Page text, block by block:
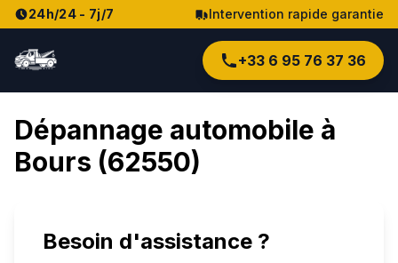
24h/24 - 7j/7 Intervention rapide garantie
+33 6 95 76 37 36
Dépannage automobile à
Bours (62550)
Besoin d'assistance ?